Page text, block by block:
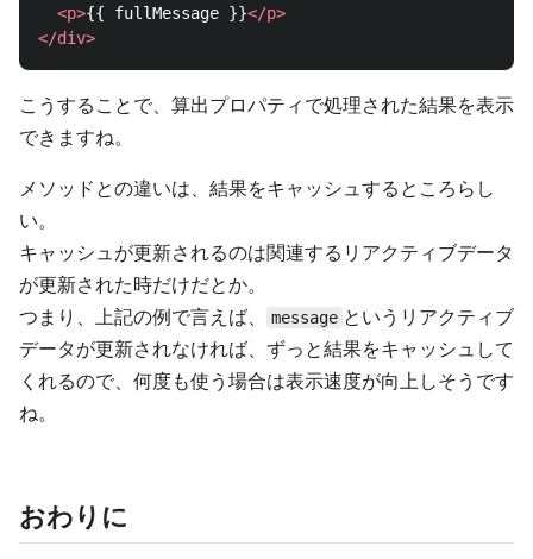
<p>{{ fullMessage }}</p>
</div>
こうすることで、算出プロパティで処理された結果を表示
できますね。
メソッドとの違いは、結果をキャッシュするところらし
い。
キャッシュが更新されるのは関連するリアクティブデータ
が更新された時だけだとか。
つまり、上記の例で言えば、
message というリアクティブ
データが更新されなければ、ずっと結果をキャッシュして
くれるので、何度も使う場合は表示速度が向上しそうです
ね。
おわりに